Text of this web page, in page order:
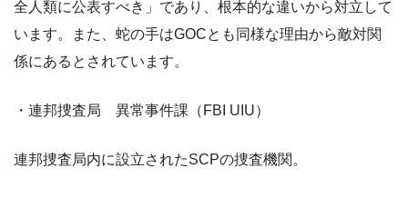
全人類に公表すべき」であり、根本的な違いから対立して
います。また、蛇の手はGOCとも同様な理由から敵対関
係にあるとされています。
・連邦捜査局 異常事件課（FBI UIU）
連邦捜査局内に設立されたSCPの捜査機関。